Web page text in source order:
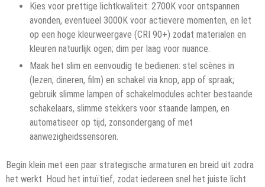
Kies voor prettige lichtkwaliteit: 2700K voor ontspannen
avonden, eventueel 3000K voor actievere momenten, en let
op een hoge kleurweergave (CRI 90+) zodat materialen en
kleuren natuurlijk ogen; dim per laag voor nuance.
Maak het slim en eenvoudig te bedienen: stel scènes in
(lezen, dineren, film) en schakel via knop, app of spraak;
gebruik slimme lampen of schakelmodules achter bestaande
schakelaars, slimme stekkers voor staande lampen, en
automatiseer op tijd, zonsondergang of met
aanwezigheidssensoren.
Begin klein met een paar strategische armaturen en breid uit zodra
het werkt. Houd het intuïtief, zodat iedereen snel het juiste licht